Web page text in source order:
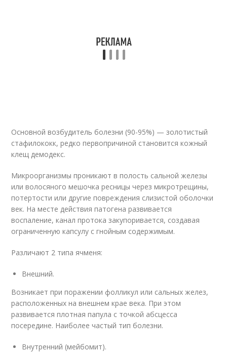
Основной возбудитель болезни (90-95%) — золотистый
стафилококк, редко первопричиной становится кожный
клещ демодекс.
Микроорганизмы проникают в полость сальной железы
или волосяного мешочка ресницы через микротрещины,
потертости или другие повреждения слизистой оболочки
век. На месте действия патогена развивается
воспаление, канал протока закупоривается, создавая
ограниченную капсулу с гнойным содержимым.
Различают 2 типа ячменя:
Внешний.
Возникает при поражении фолликул или сальных желез,
расположенных на внешнем крае века. При этом
развивается плотная папула с точкой абсцесса
посередине. Наиболее частый тип болезни.
Внутренний (мейбомит).